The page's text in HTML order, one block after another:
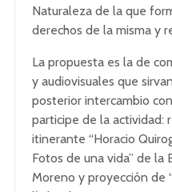
Naturaleza de la que
derechos de la misma y
La propuesta es la de
y audiovisuales que
posterior intercambio
participe de la actividad:
itinerante “Horacio
Fotos de una vida” de la
Moreno y proyección de